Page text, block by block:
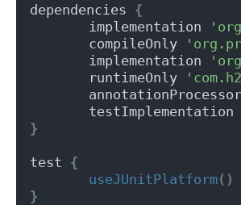
dependencies {
	implementation
	compileOnly
	implementation
	runtimeOnly
	annotationProcessor
	testImplementation
}
test {
useJUnitPlatform()
}